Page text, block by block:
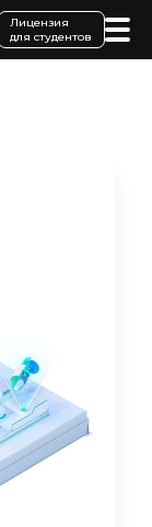
Лицензия
для студентов